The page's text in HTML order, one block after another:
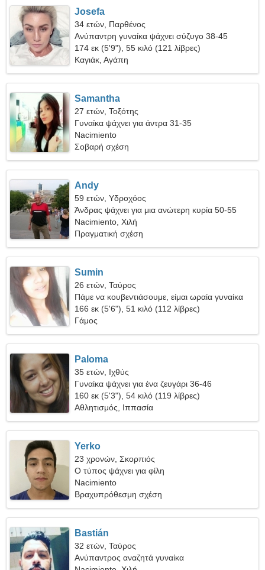
Josefa
34 ετών, Παρθένος
Ανύπαντρη γυναίκα ψάχνει σύζυγο 38-45
174 εκ (5'9"), 55 κιλό (121 λίβρες)
Καγιάκ, Αγάπη
Samantha
27 ετών, Τοξότης
Γυναίκα ψάχνει για άντρα 31-35
Nacimiento
Σοβαρή σχέση
Andy
59 ετών, Υδροχόος
Άνδρας ψάχνει για μια ανώτερη κυρία 50-55
Nacimiento, Χιλή
Πραγματική σχέση
Sumin
26 ετών, Ταύρος
Πάμε να κουβεντιάσουμε, είμαι ωραία γυναίκα
166 εκ (5'6"), 51 κιλό (112 λίβρες)
Γάμος
Paloma
35 ετών, Ιχθύς
Γυναίκα ψάχνει για ένα ζευγάρι 36-46
160 εκ (5'3"), 54 κιλό (119 λίβρες)
Αθλητισμός, Ιππασία
Yerko
23 χρονών, Σκορπιός
Ο τύπος ψάχνει για φίλη
Nacimiento
Βραχυπρόθεσμη σχέση
Bastián
32 ετών, Ταύρος
Ανύπαντρος αναζητά γυναίκα